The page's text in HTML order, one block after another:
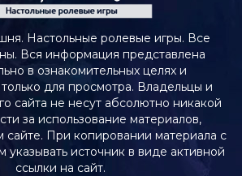
Настольные ролевые игры. Все
Вся информация представлена
в ознакомительных целях и
для просмотра. Владельцы и
сайта не несут абсолютно никакой
за использование материалов,
сайте. При копировании материала с
указывать источник в виде активной
ссылки на сайт.